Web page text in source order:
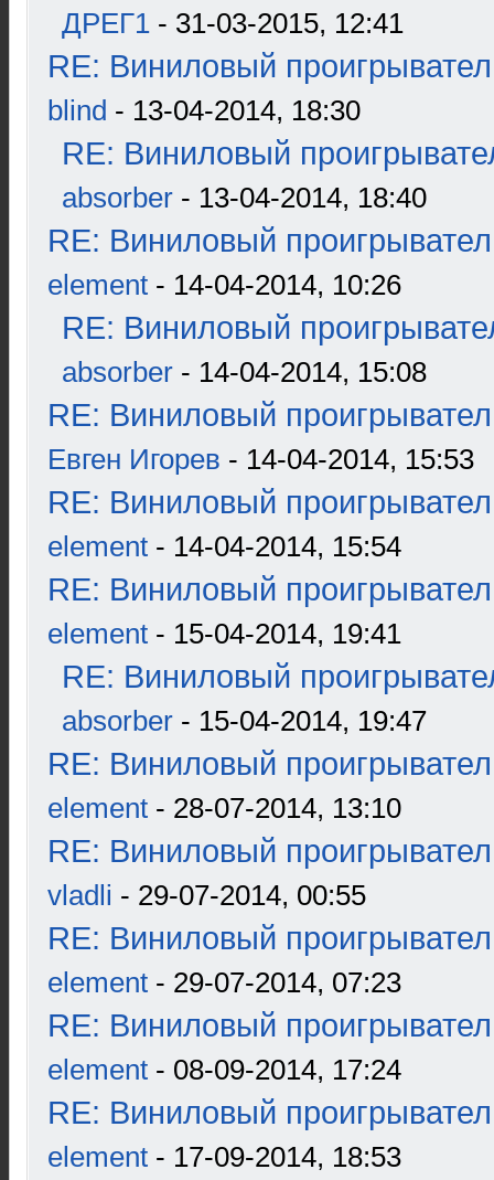
ДРЕГ1 - 31-03-2015, 12:41
RE: Виниловый
blind - 13-04-2014, 18:30
RE: Виниловый
absorber - 13-04-2014, 18:40
RE: Виниловый
element - 14-04-2014, 10:26
RE: Виниловый
absorber - 14-04-2014, 15:08
RE: Виниловый
Евген Игорев - 14-04-2014, 15:53
RE: Виниловый
element - 14-04-2014, 15:54
RE: Виниловый
element - 15-04-2014, 19:41
RE: Виниловый
absorber - 15-04-2014, 19:47
RE: Виниловый
element - 28-07-2014, 13:10
RE: Виниловый
vladli - 29-07-2014, 00:55
RE: Виниловый
element - 29-07-2014, 07:23
RE: Виниловый
element - 08-09-2014, 17:24
RE: Виниловый
element - 17-09-2014, 18:53